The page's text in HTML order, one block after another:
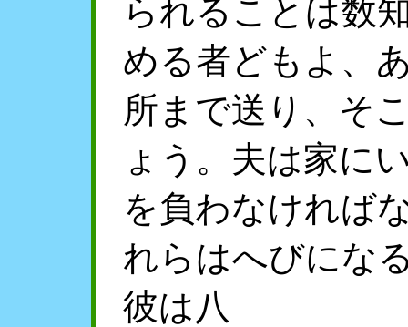
られることは数
める者どもよ、
所まで送り、そ
ょう。夫は家に
を負わなければ
れらはへびにな
彼は八